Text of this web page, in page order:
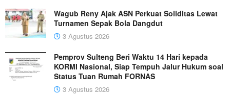
Wagub Reny Ajak ASN Perkuat Soliditas Lewat
Turnamen Sepak Bola Dangdut
3 Agustus 2026
Pemprov Sulteng Beri Waktu 14 Hari kepada
KORMI Nasional, Siap Tempuh Jalur Hukum soal
Status Tuan Rumah FORNAS
3 Agustus 2026